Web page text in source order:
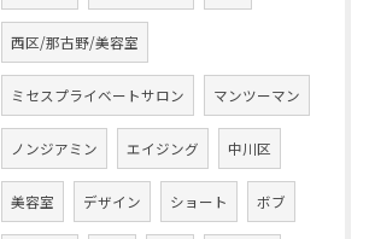
西区/那古野/美容室
ミセスプライベートサロン マンツーマン
ノンジアミン エイジング 中川区
美容室 デザイン ショート ボブ